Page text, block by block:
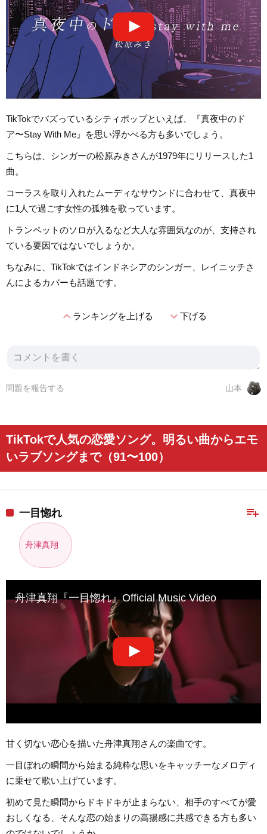
TikTokでバズっているシティポップといえば、『真夜中のド
ア〜Stay With Me』を思い浮かべる方も多いでしょう。
こちらは、シンガーの松原みきさんが1979年にリリースした1
曲。
コーラスを取り入れたムーディなサウンドに合わせて、真夜中
に1人で過ごす女性の孤独を歌っています。
トランペットのソロが入るなど大人な雰囲気なのが、支持され
ている要因ではないでしょうか。
ちなみに、TikTokではインドネシアのシンガー、レイニッチさ
んによるカバーも話題です。
expand_lessランキングを上げる expand_more下げる
山本
問題を報告する
TikTokで人気の恋愛ソング。明るい曲からエモ
いラブソングまで（91〜100）
playlist_add
一目惚れ
舟津真翔
舟津真翔『一目惚れ』Official Music Video
甘く切ない恋心を描いた舟津真翔さんの楽曲です。
一目ぼれの瞬間から始まる純粋な思いをキャッチーなメロディ
に乗せて歌い上げています。
初めて見た瞬間からドキドキが止まらない、相手のすべてが愛
おしくなる、そんな恋の始まりの高揚感に共感できる方も多い